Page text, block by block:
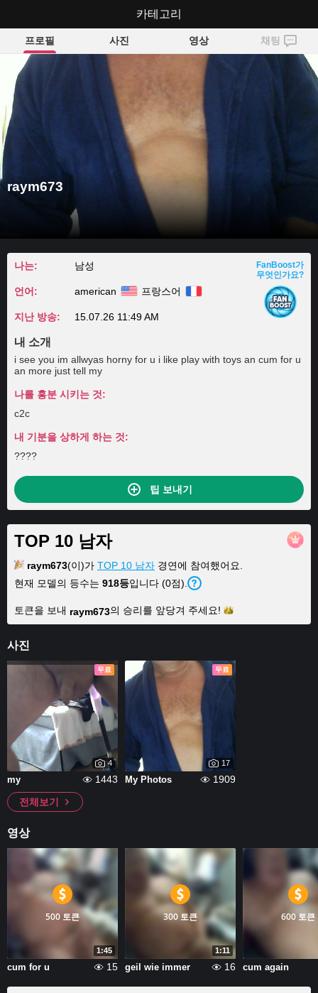
raym673
프로필 사진 영상 채팅
raym673
나는: 남성
언어: american 프랑스어
지난 방송: 15.07.26 11:49 AM
FanBoost가
무엇인가요?
내 소개
i see you im allwyas horny for u i like play with toys an cum for u
an more just tell my
나를 흥분 시키는 것:
c2c
내 기분을 상하게 하는 것:
????
팁 보내기
TOP 10 남자
raym673(이)가 TOP 10 남자 경연에 참여했어요.
현재 모델의 등수는 918등입니다 (0점).
토큰을 보내 raym673의 승리를 앞당겨 주세요!
사진
무료
4
my 1443
무료
17
My Photos
1909
전체보기
영상
1:45
500 토큰
cum for u 15
1:11
300 토큰
geil wie immer 16
600 토큰
cum again
카테고리